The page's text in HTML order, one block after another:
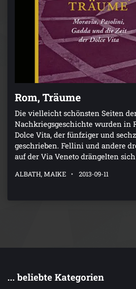
Rom, Träume
Die vielleicht schönsten Seiten
Nachkriegsgeschichte wurden in
Dolce Vita, der fünfziger und
geschrieben. Fellini und andere
auf der Via Veneto drängelten
ALBATH, MAIKE 2013-09-11
... beliebte Kategorien